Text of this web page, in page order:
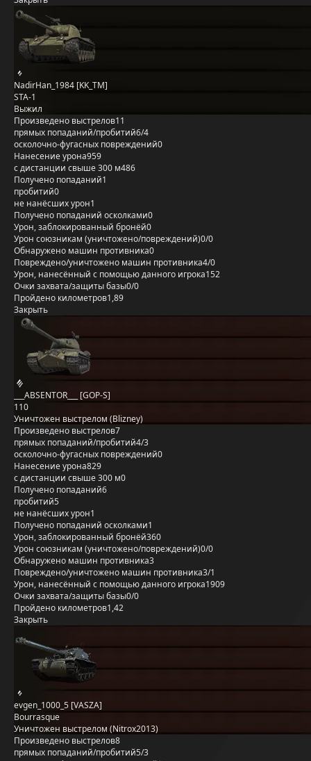
NadirHan_1984 [KK_TM]
STA-1
Выжил
Произведено выстрелов11
прямых попаданий/пробитий6/4
осколочно-фугасных повреждений0
Нанесение урона959
с дистанции свыше 300 м486
Получено попаданий1
пробитий0
не нанёсших урон1
Получено попаданий осколками0
Урон, заблокированный бронёй0
Урон союзникам (уничтожено/повреждений)0/0
Обнаружено машин противника0
Повреждено/уничтожено машин противника4/0
Урон, нанесённый с помощью данного игрока152
Очки захвата/защиты базы0/0
Пройдено километров1,89
Закрыть
___ABSENTOR___ [GOP-S]
110
Уничтожен выстрелом (Blizney)
Произведено выстрелов7
прямых попаданий/пробитий4/3
осколочно-фугасных повреждений0
Нанесение урона829
с дистанции свыше 300 м0
Получено попаданий6
пробитий5
не нанёсших урон1
Получено попаданий осколками1
Урон, заблокированный бронёй360
Урон союзникам (уничтожено/повреждений)0/0
Обнаружено машин противника3
Повреждено/уничтожено машин противника3/1
Урон, нанесённый с помощью данного игрока1909
Очки захвата/защиты базы0/0
Пройдено километров1,42
Закрыть
evgen_1000_5 [VASZA]
Bourrasque
Уничтожен выстрелом (Nitrox2013)
Произведено выстрелов8
прямых попаданий/пробитий5/3